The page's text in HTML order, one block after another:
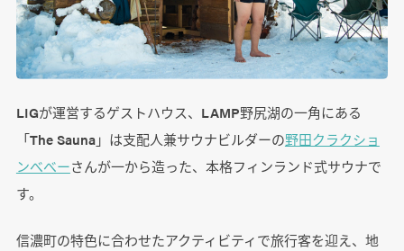
LIGが運営するゲストハウス、LAMP野尻湖の一角にある
「The Sauna」は支配人兼サウナビルダーの野田クラクショ
ンべべーさんが一から造った、本格フィンランド式サウナで
す。
信濃町の特色に合わせたアクティビティで旅行客を迎え、地